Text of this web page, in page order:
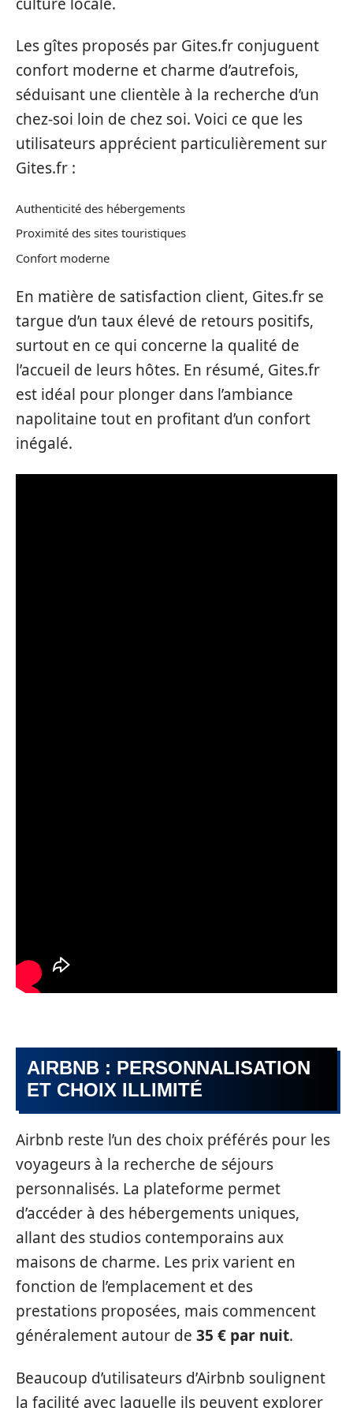
Les gîtes proposés par Gites.fr conjuguent
confort moderne et charme d’autrefois,
séduisant une clientèle à la recherche d’un
chez-soi loin de chez soi. Voici ce que les
utilisateurs apprécient particulièrement sur
Gites.fr :
Authenticité des hébergements
Proximité des sites touristiques
Confort moderne
En matière de satisfaction client, Gites.fr se
targue d’un taux élevé de retours positifs,
surtout en ce qui concerne la qualité de
l’accueil de leurs hôtes. En résumé, Gites.fr
est idéal pour plonger dans l’ambiance
napolitaine tout en profitant d’un confort
inégalé.
AIRBNB : PERSONNALISATION
ET CHOIX ILLIMITÉ
Airbnb reste l’un des choix préférés pour les
voyageurs à la recherche de séjours
personnalisés. La plateforme permet
d’accéder à des hébergements uniques,
allant des studios contemporains aux
maisons de charme. Les prix varient en
fonction de l’emplacement et des
prestations proposées, mais commencent
généralement autour de 35 € par nuit.
Beaucoup d’utilisateurs d’Airbnb soulignent
la facilité avec laquelle ils peuvent explorer